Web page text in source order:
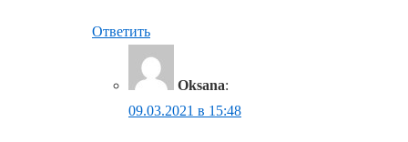
Ответить
Oksana:
09.03.2021 в 15:48